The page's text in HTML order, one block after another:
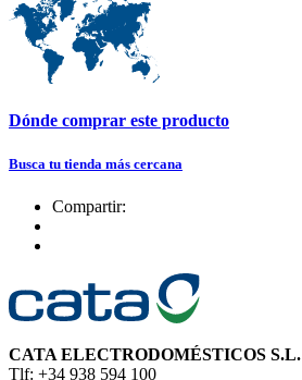
Dónde comprar este producto
Busca tu tienda más cercana
Compartir:
CATA ELECTRODOMÉSTICOS S.L.
Tlf: +34 938 594 100